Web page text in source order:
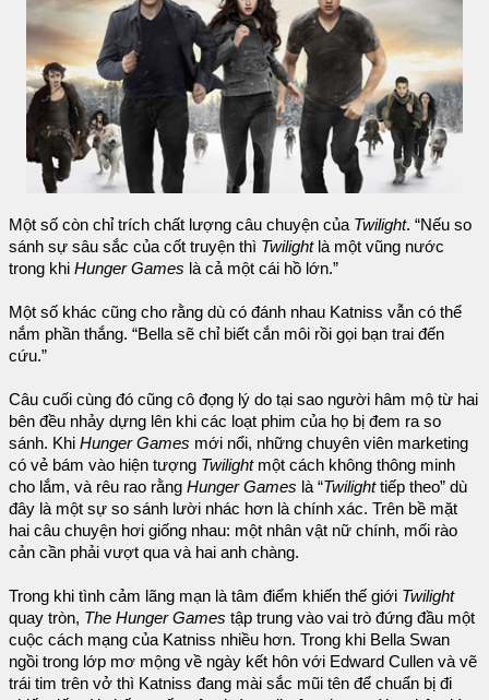
Một số còn chỉ trích chất lượng câu chuyện của Twilight. “Nếu so
sánh sự sâu sắc của cốt truyện thì Twilightlà một vũng nước
trong khi Hunger Games là cả một cái hồ lớn.”
Một số khác cũng cho rằng dù có đánh nhau Katniss vẫn có thể
nắm phần thắng. “Bella sẽ chỉ biết cắn môi rồi gọi bạn trai đến
cứu.”
Câu cuối cùng đó cũng cô đọng lý do tại sao người hâm mộ từ hai
bên đều nhảy dựng lên khi các loạt phim của họ bị đem ra so
sánh. Khi Hunger Games mới nổi, những chuyên viên marketing
có vẻ bám vào hiện tượng Twilightmột cách không thông minh
cho lắm, và rêu rao rằng Hunger Games là “Twilighttiếp theo” dù
đây là một sự so sánh lười nhác hơn là chính xác. Trên bề mặt
hai câu chuyện hơi giống nhau: một nhân vật nữ chính, mối rào
cản cần phải vượt qua và hai anh chàng.
Trong khi tình cảm lãng mạn là tâm điểm khiến thế giới Twilight
quay tròn, The Hunger Games tập trung vào vai trò đứng đầu một
cuộc cách mạng của Katniss nhiều hơn. Trong khi Bella Swan
ngồi trong lớp mơ mộng về ngày kết hôn với Edward Cullen và vẽ
trái tim trên vở thì Katniss đang mài sắc mũi tên để chuẩn bị đi